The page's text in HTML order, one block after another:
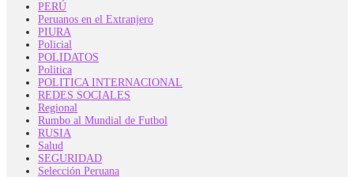
PERÚ
Peruanos en el Extranjero
PIURA
Policial
POLIDATOS
Politica
POLITICA INTERNACIONAL
REDES SOCIALES
Regional
Rumbo al Mundial de Futbol
RUSIA
Salud
SEGURIDAD
Selección Peruana